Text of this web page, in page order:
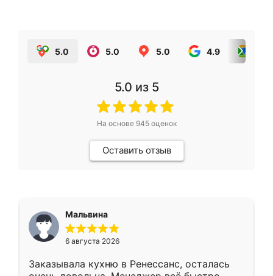
5.0 5.0 5.0 4.9
5.0 из 5
На основе 945оценок
Оставить отзыв
Мальвина
6 августа 2026
Заказывала кухню в Ренессанс, осталась